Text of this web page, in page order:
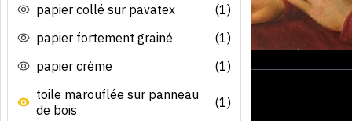
papier collé sur pavatex
(1)
papier fortement grainé
(1)
papier crème
(1)
toile marouflée sur panneau
de bois
(1)